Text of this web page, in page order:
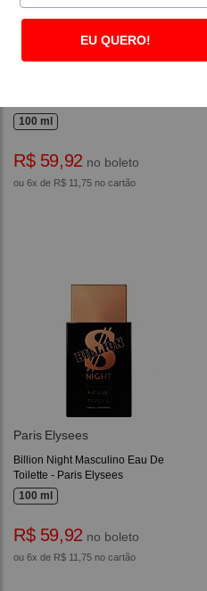
Paris Elysees
100 ml
R$ 59,92 no boleto
ou 6x de R$ 11,75 no cartão
Paris Elysees
Billion Night Masculino Eau De
Toilette - Paris Elysees
100 ml
R$ 59,92 no boleto
ou 6x de R$ 11,75 no cartão
EU QUERO!